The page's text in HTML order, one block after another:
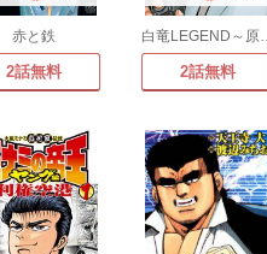
赤と鉄
2話無料 2話無料